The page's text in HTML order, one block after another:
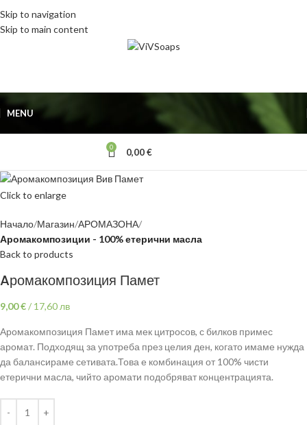
Skip to navigation
Skip to main content
MENU
0 0,00€
Click to enlarge
Начало Магазин АРОМАЗОНА
Аромакомпозиции - 100% етерични масла
Back to products
Aромакомпозиция Памет
9,00€/ 17,60 лв
Аромакомпозиция Памет има мек цитросов, с билков примес
аромат. Подходящ за употреба през целия ден, когато имаме нужда
да балансираме сетивата.Това е комбинация от 100% чисти
етерични масла, чийто аромати подобряват концентрацията.